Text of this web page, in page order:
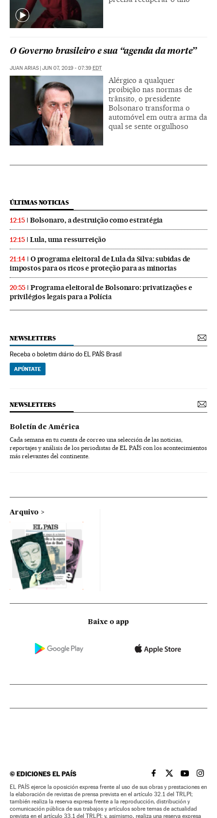
O Governo brasileiro e sua “agenda da morte”
JUAN ARIAS | JUN 07, 2019 - 07:39 EDT
Alérgico a qualquer
proibição nas normas de
trânsito, o presidente
Bolsonaro transforma o
automóvel em outra arma da
qual se sente orgulhoso
ÚLTIMAS NOTICIAS
12:15 Bolsonaro, a destruição como estratégia
12:15 Lula, uma ressurreição
21:14
O programa eleitoral de Lula da Silva: subidas de
impostos para os ricos e proteção para as minorias
20:55
Programa eleitoral de Bolsonaro: privatizações e
privilégios legais para a Polícia
NEWSLETTERS
Receba o boletim diário do EL PAÍS Brasil
APÚNTATE
NEWSLETTERS
Boletín de América
Cada semana en tu cuenta de correo una selección de las noticias,
reportajes y análisis de los periodistas de EL PAÍS con los acontecimientos
más relevantes del continente.
Arquivo
Baixe o app
©EDICIONES EL PAÍS EL PAÍS BRASIL EN
EL PAÍSEL PAÍS
EL
EL PAÍS ejerce la oposición expresa frente al uso de sus obras y prestaciones en
la elaboración de revistas de prensa prevista en el artículo 32.1 del TRLPI;
también realiza la reserva expresa frente a la reproducción, distribución y
comunicación pública de sus trabajos y artículos sobre temas de actualidad
prevista en el artículo 33.1 del TRLPI; y, asimismo, realiza una reserva expresa